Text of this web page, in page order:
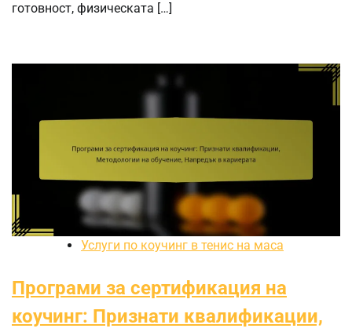
готовност, физическата […]
Услуги по коучинг в тенис на маса
Програми за сертификация на
коучинг: Признати квалификации,